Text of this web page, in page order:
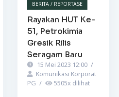
BERITA / REPORTASE
Rayakan HUT Ke-
51, Petrokimia
Gresik Rilis
Seragam Baru
15 Mei 2023 12:00 /
Komunikasi Korporat
PG / 5505x dilihat